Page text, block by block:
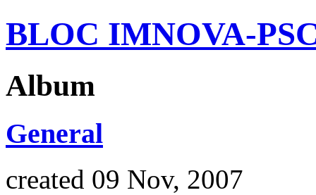
BLOC IMNOVA-
Album
General
created 09 Nov, 2007